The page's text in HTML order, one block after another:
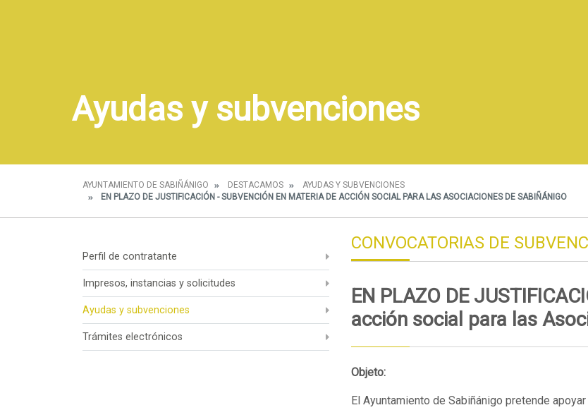
Ayudas y subvenciones
AYUNTAMIENTO DE SABIÑÁNIGO DESTACAMOS
AYUDAS Y SUBVENCIONES
EN PLAZO DE JUSTIFICACIÓN - SUBVENCIÓN EN MATERIA DE ACCIÓN SOCIAL PARA LAS ASOCIACIONES DE SABIÑÁNIGO
Perfil de contratante
Impresos, instancias y solicitudes
Ayudas y subvenciones
Trámites electrónicos
CONVOCATORIAS DE
EN PLAZO DE
acción social para las
Objeto:
El Ayuntamiento de Sabiñánigo pretende